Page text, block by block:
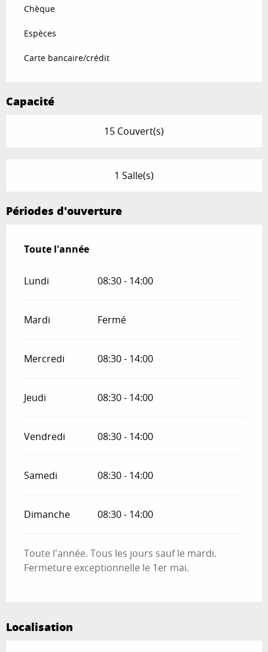
Chèque
Espèces
Carte bancaire/crédit
Capacité
15 Couvert(s)
1 Salle(s)
Périodes d'ouverture
Toute l'année
Toute l'année
Lundi 08:30 - 14:00
Mardi Fermé
Mercredi 08:30 - 14:00
Jeudi 08:30 - 14:00
Vendredi 08:30 - 14:00
Samedi 08:30 - 14:00
Dimanche 08:30 - 14:00
Toute l'année. Tous les jours sauf le mardi.
Fermeture exceptionnelle le 1er mai.
Localisation